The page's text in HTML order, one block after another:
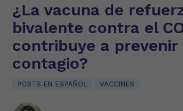
¿La vacuna de
bivalente contra el
contribuye a prevenir
contagio?
POSTS EN ESPAÑOL VACCINES